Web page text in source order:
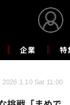
企業 特
2026.1.10 Sat 11:00